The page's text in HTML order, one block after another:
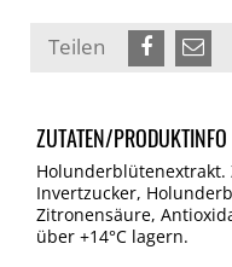
Teilen
ZUTATEN/PRODUKTINFO
Holunderblütenextrakt.
Invertzucker,
Zitronensäure,
über +14°C lagern.